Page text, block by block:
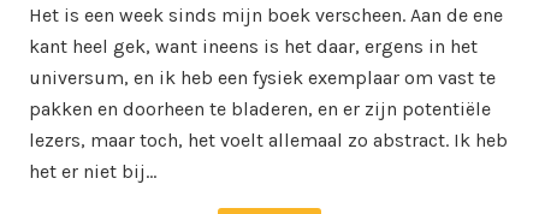
on
in
Het is een week sinds mijn boek verscheen. Aan de ene
kant heel gek, want ineens is het daar, ergens in het
universum, en ik heb een fysiek exemplaar om vast te
pakken en doorheen te bladeren, en er zijn potentiële
lezers, maar toch, het voelt allemaal zo abstract. Ik heb
het er niet bij…